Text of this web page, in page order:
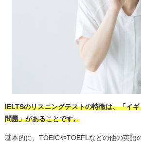
IELTSのリスニングテストの特徴は、「イギ
問題」があることです。
基本的に、TOEICやTOEFLなどの他の英語